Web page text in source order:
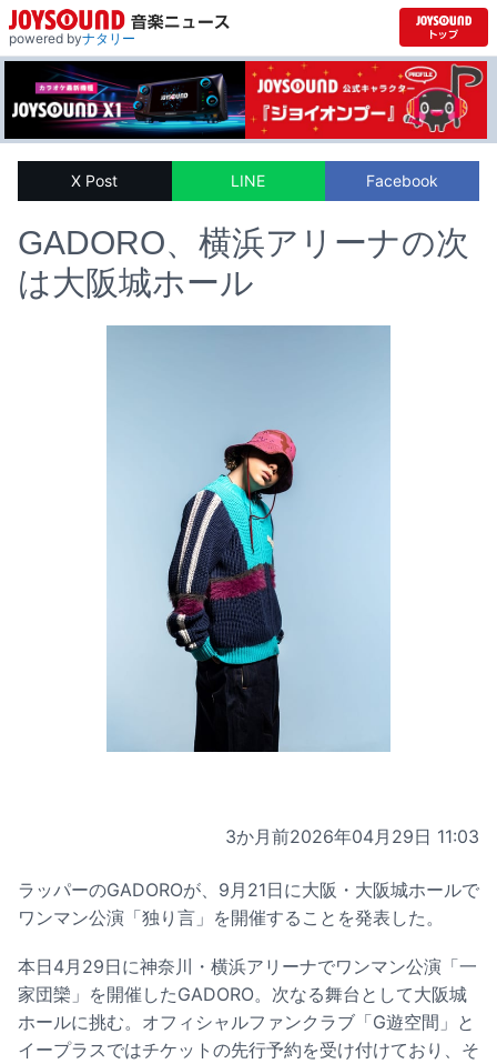
powered byナタリー
X Post LINE Facebook
GADORO、横浜アリーナの次
は大阪城ホール
3か月前2026年04月29日 11:03
ラッパーのGADOROが、9月21日に大阪・大阪城ホールで
ワンマン公演「独り言」を開催することを発表した。
本日4月29日に神奈川・横浜アリーナでワンマン公演「一
家団欒」を開催したGADORO。次なる舞台として大阪城
ホールに挑む。オフィシャルファンクラブ「G遊空間」と
イープラスではチケットの先行予約を受け付けており、そ